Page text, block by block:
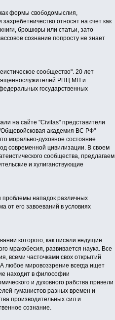
формы свободомыслия,
относят на счет как
брошюры или статьи, зато
сознание попросту не знает
сообщество". 20 лет
РПЦ МП и
государственных
на сайте "Civitas" представители
академия ВС РФ"
морально-духовное состояние
современной цивилизации. В своем
сообщества, предлагаем
и хулиганствующие
проблемы нападок различных
от его завоеваний в условиях
которого, как писали ведущие
мракобесия, развивается наука. Все
всеми часточками свох открытий
любое мировоззрение всегда ищет
находит в философии
и духовного рабства привели
гуманистов разных времен и
производительных сил и
сознание.